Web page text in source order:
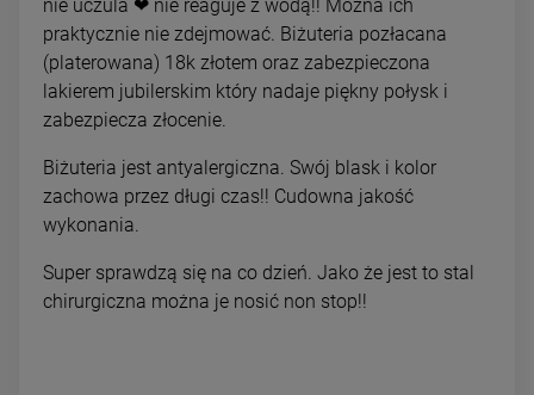
nie uczula ❤ nie reaguje z wodą!! Można ich
praktycznie nie zdejmować. Biżuteria pozłacana
(platerowana) 18k złotem oraz zabezpieczona
lakierem jubilerskim który nadaje piękny połysk i
zabezpiecza złocenie.
Biżuteria jest antyalergiczna. Swój blask i kolor
zachowa przez długi czas!! Cudowna jakość
wykonania.
Super sprawdzą się na co dzień. Jako że jest to stal
chirurgiczna można je nosić non stop!!